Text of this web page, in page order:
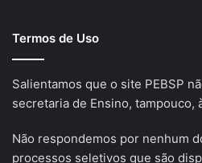
Termos de Uso
Salientamos que o site PEBSP
secretaria de Ensino, tampouco,
Não respondemos por nenhum
processos seletivos que são